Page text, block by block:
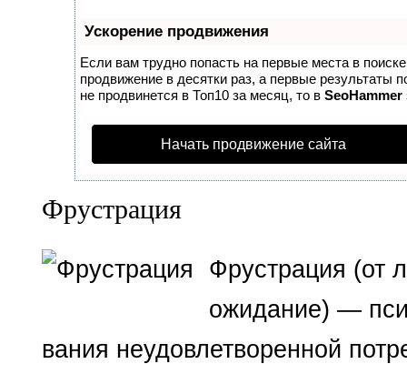
Ускорение продвижения
Если вам трудно попасть на первые места в
продвижение в десятки раз, а первые результаты
не продвинется в Топ10 за месяц, то в SeoHammer
Начать продвижение сайта
Фрустрация
Фрустрация (от
ожидание) —
вания неудовлетворенной